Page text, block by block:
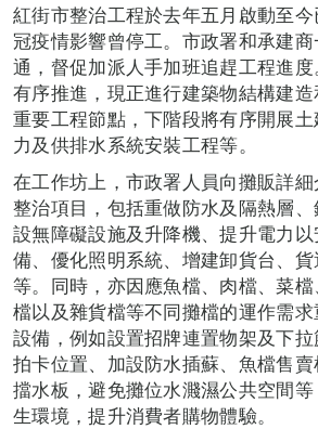
紅街市整治工程於去年五月啟動至
冠疫情影響曾停工。市政署和承建
通，督促加派人手加班追趕工程進
有序推進，現正進行建築物結構建
重要工程節點，下階段將有序開展
力及供排水系統安裝工程等。
在工作坊上，市政署人員向攤販詳
整治項目，包括重做防水及隔熱層
設無障礙設施及升降機、提升電力
備、優化照明系統、增建卸貨台、
等。同時，亦因應魚檔、肉檔、菜
檔以及雜貨檔等不同攤檔的運作需
設備，例如設置招牌連置物架及下
拍卡位置、加設防水插蘇、魚檔售
擋水板，避免攤位水濺濕公共空間
生環境，提升消費者購物體驗。